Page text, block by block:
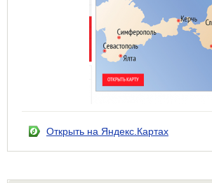
Открыть на Яндекс.Картах